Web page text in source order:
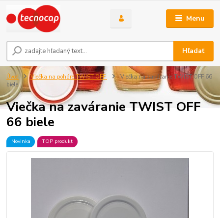
Menu
Hľadať
Úvod Viečka na poháre TWIST OFF
Viečka na zaváranie TWIST OFF 66
biele
Viečka na zaváranie TWIST OFF
66 biele
Novinka TOP produkt